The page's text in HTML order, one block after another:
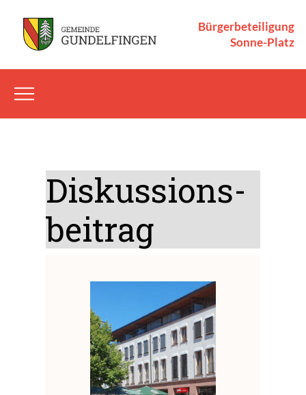
Bürgerbeteiligung
Sonne-Platz
Dis­kus­si­ons­
bei­trag